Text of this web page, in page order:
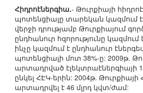
Հիդրոէներգիա.- Թուրքիայի
պոտենցիալը տարեկան կազմում է
վերջի դրությամբ Թուրքիայում
ընդհանուր հզորությունը կազմում
ինչը կազմում է ընդհանուր
պոտենցիալի մոտ 38%-ը: 2009թ.
արտադրված էլեկտրաէներգիայի
ընկել ՀԷԿ-երին: 2004թ. Թուրքիայի
արտադրվել է 46 մլրդ կվտ/ժամ: